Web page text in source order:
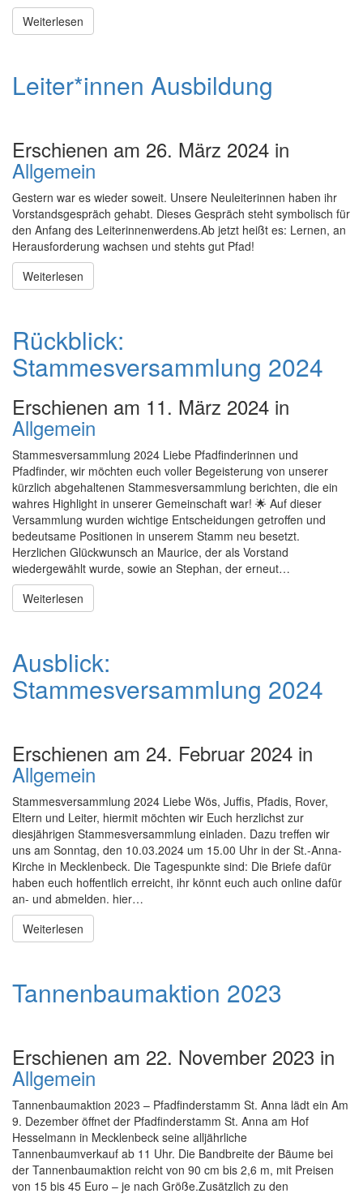
Weiterlesen
Leiter*innen Ausbildung
Erschienen am 26. März 2024 in
Allgemein
Gestern war es wieder soweit. Unsere Neuleiterinnen haben ihr
Vorstandsgespräch gehabt. Dieses Gespräch steht symbolisch für
den Anfang des Leiterinnenwerdens.Ab jetzt heißt es: Lernen, an
Herausforderung wachsen und stehts gut Pfad!
Weiterlesen
Rückblick:
Stammesversammlung 2024
Erschienen am 11. März 2024 in
Allgemein
Stammesversammlung 2024 Liebe Pfadfinderinnen und
Pfadfinder, wir möchten euch voller Begeisterung von unserer
kürzlich abgehaltenen Stammesversammlung berichten, die ein
wahres Highlight in unserer Gemeinschaft war! 🌟 Auf dieser
Versammlung wurden wichtige Entscheidungen getroffen und
bedeutsame Positionen in unserem Stamm neu besetzt.
Herzlichen Glückwunsch an Maurice, der als Vorstand
wiedergewählt wurde, sowie an Stephan, der erneut…
Weiterlesen
Ausblick:
Stammesversammlung 2024
Erschienen am 24. Februar 2024 in
Allgemein
Stammesversammlung 2024 Liebe Wös, Juffis, Pfadis, Rover,
Eltern und Leiter, hiermit möchten wir Euch herzlichst zur
diesjährigen Stammesversammlung einladen. Dazu treffen wir
uns am Sonntag, den 10.03.2024 um 15.00 Uhr in der St.-Anna-
Kirche in Mecklenbeck. Die Tagespunkte sind: Die Briefe dafür
haben euch hoffentlich erreicht, ihr könnt euch auch online dafür
an- und abmelden. hier…
Weiterlesen
Tannenbaumaktion 2023
Erschienen am 22. November 2023 in
Allgemein
Tannenbaumaktion 2023 – Pfadfinderstamm St. Anna lädt ein Am
9. Dezember öffnet der Pfadfinderstamm St. Anna am Hof
Hesselmann in Mecklenbeck seine alljährliche
Tannenbaumverkauf ab 11 Uhr. Die Bandbreite der Bäume bei
der Tannenbaumaktion reicht von 90 cm bis 2,6 m, mit Preisen
von 15 bis 45 Euro – je nach Größe.Zusätzlich zu den